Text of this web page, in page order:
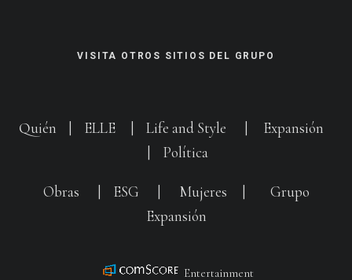
VISITA OTROS SITIOS DEL GRUPO
Quién ELLE Life and Style
Expansión
Política
Obras ESG Mujeres
Grupo
Expansión
Entertainment